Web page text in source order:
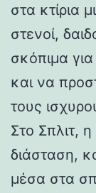
στα κτίρια
στενοί,
σκόπιμα
και να
τους
Στο Σπλιτ,
διάσταση,
μέσα στα